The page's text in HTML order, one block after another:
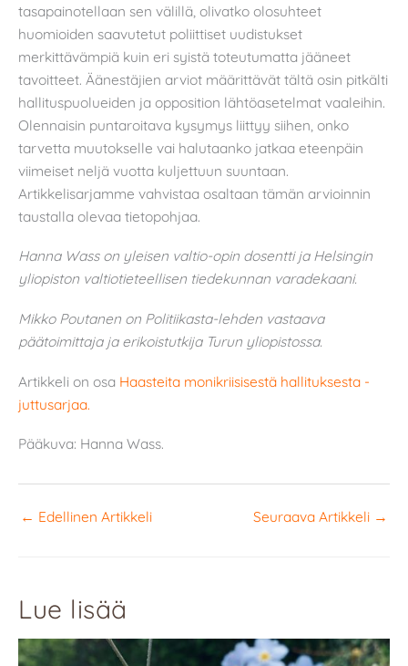
tasapainotellaan sen välillä, olivatko olosuhteet
huomioiden saavutetut poliittiset uudistukset
merkittävämpiä kuin eri syistä toteutumatta jääneet
tavoitteet. Äänestäjien arviot määrittävät tältä osin pitkälti
hallituspuolueiden ja opposition lähtöasetelmat vaaleihin.
Olennaisin puntaroitava kysymys liittyy siihen, onko
tarvetta muutokselle vai halutaanko jatkaa eteenpäin
viimeiset neljä vuotta kuljettuun suuntaan.
Artikkelisarjamme vahvistaa osaltaan tämän arvioinnin
taustalla olevaa tietopohjaa.
Hanna Wass on yleisen valtio-opin dosentti ja Helsingin
yliopiston valtiotieteellisen tiedekunnan varadekaani.
Mikko Poutanen on Politiikasta-lehden vastaava
päätoimittaja ja erikoistutkija Turun yliopistossa.
Artikkeli on osa Haasteita monikriisisestä hallituksesta -
juttusarjaa.
Pääkuva: Hanna Wass.
← Edellinen Artikkeli Seuraava Artikkeli →
Lue lisää